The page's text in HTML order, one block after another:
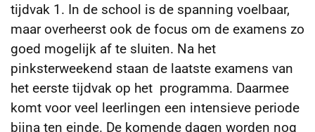
tijdvak 1. In de school is de spanning voelbaar,
maar overheerst ook de focus om de examens zo
goed mogelijk af te sluiten. Na het
pinksterweekend staan de laatste examens van
het eerste tijdvak op het programma. Daarmee
komt voor veel leerlingen een intensieve periode
bijna ten einde. De komende dagen worden nog